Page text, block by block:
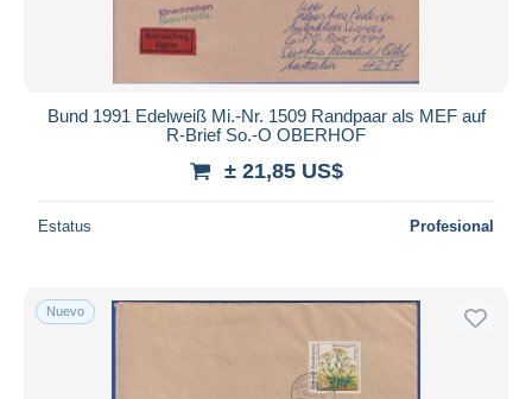
Bund 1991 Edelweiß Mi.-Nr. 1509 Randpaar als MEF auf
R-Brief So.-O OBERHOF
± 21,85 US$
Estatus Profesional
Nuevo